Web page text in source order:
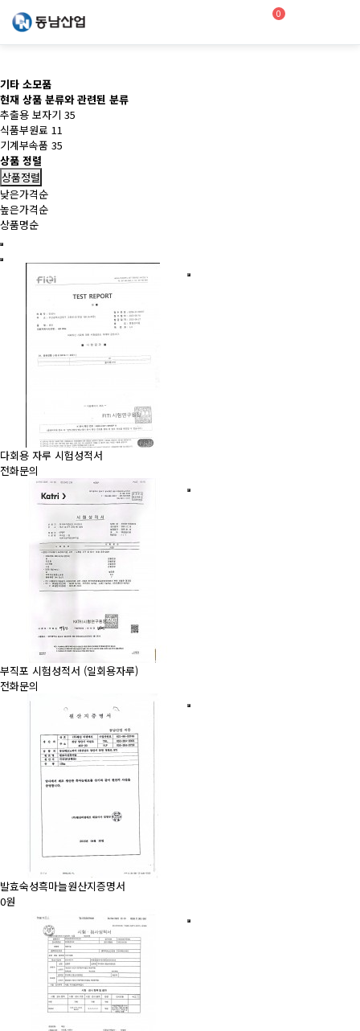
0
기타 소모품
현재 상품 분류와 관련된 분류
추출용 보자기 35
식품부원료 11
기계부속품 35
상품 정렬
상품정렬
낮은가격순
높은가격순
상품명순
다회용 자루 시험성적서
전화문의
부직포 시험성적서 (일회용자루)
전화문의
발효숙성흑마늘원산지증명서
0원